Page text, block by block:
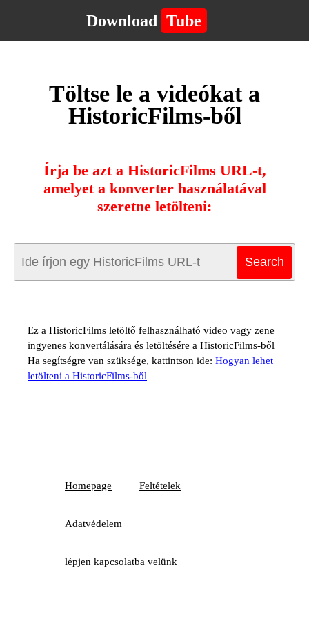
Download Tube
Töltse le a videókat a
HistoricFilms-ből
Írja be azt a HistoricFilms URL-t,
amelyet a konverter használatával
szeretne letölteni:
Ez a HistoricFilms letöltő felhasználható video vagy zene
ingyenes konvertálására és letöltésére a HistoricFilms-ből
Ha segítségre van szüksége, kattintson ide: Hogyan lehet
letölteni a HistoricFilms-ből
Homepage Feltételek
Adatvédelem
lépjen kapcsolatba velünk